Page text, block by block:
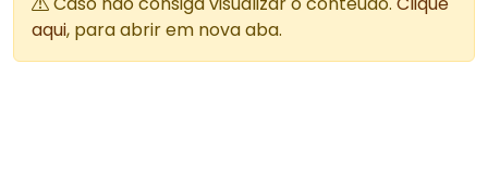
aqui, para abrir em nova aba.